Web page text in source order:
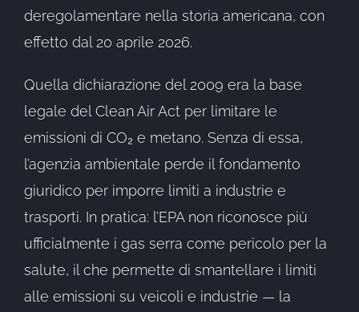
deregolamentare nella storia americana, con
effetto dal 20 aprile 2026.
Quella dichiarazione del 2009 era la base
legale del Clean Air Act per limitare le
emissioni di CO₂ e metano. Senza di essa,
l’agenzia ambientale perde il fondamento
giuridico per imporre limiti a industrie e
trasporti. In pratica: l’EPA non riconosce più
ufficialmente i gas serra come pericolo per la
salute, il che permette di smantellare i limiti
alle emissioni su veicoli e industrie — la